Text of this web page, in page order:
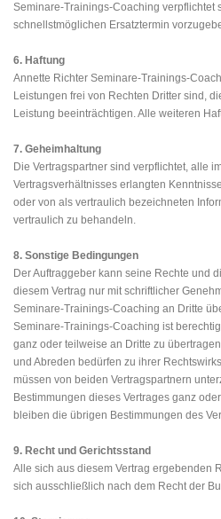
Seminare-Trainings-Coaching verpflichtet
schnellstmöglichen Ersatztermin
6. Haftung
Annette Richter Seminare-Trainings-
Leistungen frei von Rechten Dritter sind,
Leistung beeinträchtigen. Alle weiteren
7. Geheimhaltung
Die Vertragspartner sind verpflichtet, alle
Vertragsverhältnisses erlangten
oder von als vertraulich bezeichneten
vertraulich zu behandeln.
8. Sonstige Bedingungen
Der Auftraggeber kann seine Rechte und
diesem Vertrag nur mit schriftlicher
Seminare-Trainings-Coaching an Dritte
Seminare-Trainings-Coaching ist
ganz oder teilweise an Dritte zu
und Abreden bedürfen zu ihrer
müssen von beiden Vertragspartnern
Bestimmungen dieses Vertrages ganz
bleiben die übrigen Bestimmungen des
9. Recht und Gerichtsstand
Alle sich aus diesem Vertrag ergebenden
sich ausschließlich nach dem Recht der